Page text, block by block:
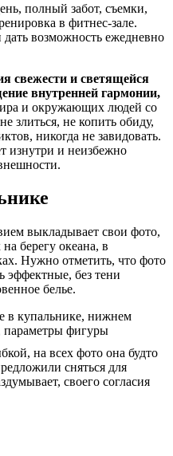
полный забот, съемки,
в фитнес-зале.
возможность ежедневно
свежести и светящейся
внутренней гармонии,
и окружающих людей со
злиться, не копить обиду,
никогда не завидовать.
изнутри и неизбежно
выкладывает свои фото,
берегу океана, в
Нужно отметить, что фото
эффектные, без тени
белье.
на всех фото она будто
сняться для
своего согласия